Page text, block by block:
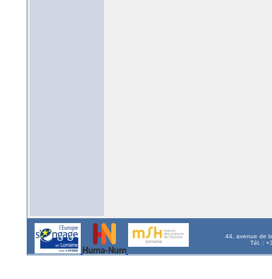
44, avenue de
Tél. :